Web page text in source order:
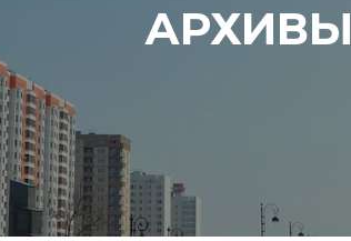
АРХИВЫ